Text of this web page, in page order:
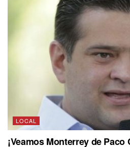
LOCAL
¡Veamos Monterrey de